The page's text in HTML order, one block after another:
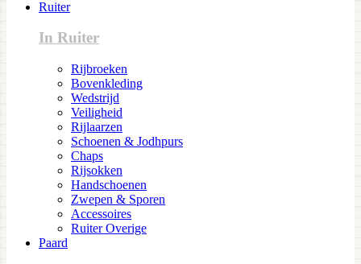
Ruiter
In Ruiter
Rijbroeken
Bovenkleding
Wedstrijd
Veiligheid
Rijlaarzen
Schoenen & Jodhpurs
Chaps
Rijsokken
Handschoenen
Zwepen & Sporen
Accessoires
Ruiter Overige
Paard